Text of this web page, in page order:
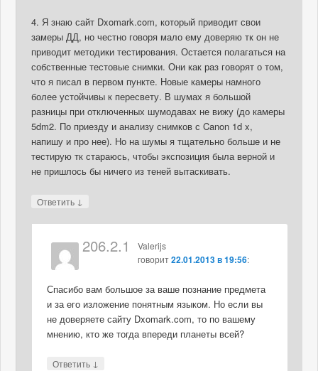
4. Я знаю сайт Dxomark.com, который приводит свои
замеры ДД, но честно говоря мало ему доверяю тк он не
приводит методики тестирования. Остается полагаться на
собственные тестовые снимки. Они как раз говорят о том,
что я писал в первом пункте. Новые камеры намного
более устойчивы к пересвету. В шумах я большой
разницы при отключенных шумодавах не вижу (до камеры
5dm2. По приезду и анализу снимков с Canon 1d x,
напишу и про нее). Но на шумы я тщательно больше и не
тестирую тк стараюсь, чтобы экспозиция была верной и
не пришлось бы ничего из теней вытаскивать.
Ответить ↓
206.2.1
Valerijs
говорит 22.01.2013 в 19:56:
Спасибо вам большое за ваше познание предмета
и за его изложение понятным языком. Но если вы
не доверяете сайту Dxomark.com, то по вашему
мнению, кто же тогда впереди планеты всей?
Ответить ↓